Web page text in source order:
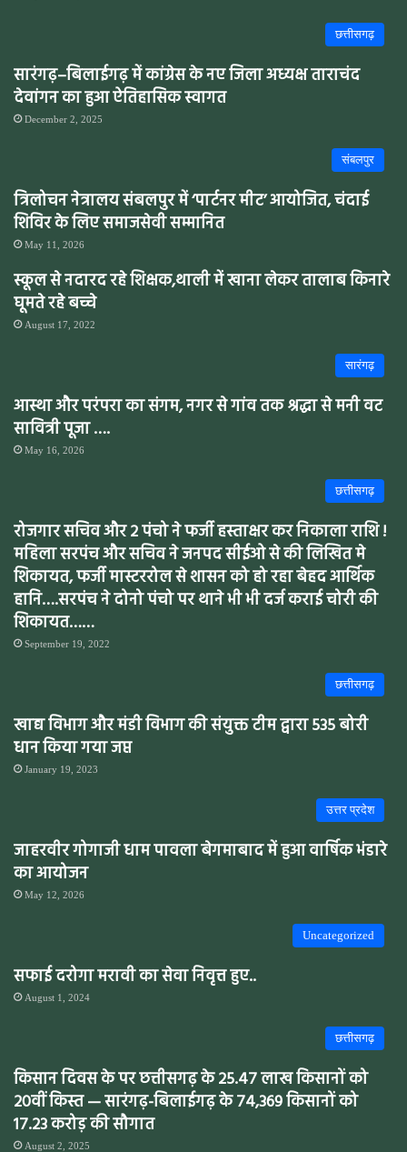
छत्तीसगढ़
सारंगढ़–बिलाईगढ़ में कांग्रेस के नए जिला अध्यक्ष ताराचंद
देवांगन का हुआ ऐतिहासिक स्वागत
December 2, 2025
संबलपुर
त्रिलोचन नेत्रालय संबलपुर में ‘पार्टनर मीट’ आयोजित, चंदाई
शिविर के लिए समाजसेवी सम्मानित
May 11, 2026
स्कूल से नदारद रहे शिक्षक,थाली में खाना लेकर तालाब किनारे
घूमते रहे बच्चे
August 17, 2022
सारंगढ़
आस्था और परंपरा का संगम, नगर से गांव तक श्रद्धा से मनी वट
सावित्री पूजा ….
May 16, 2026
छत्तीसगढ़
रोजगार सचिव और 2 पंचो ने फर्जी हस्ताक्षर कर निकाला राशि !
महिला सरपंच और सचिव ने जनपद सीईओ से की लिखित मे
शिकायत, फर्जी मास्टररोल से शासन को हो रहा बेहद आर्थिक
हानि….सरपंच ने दोनो पंचो पर थाने भी भी दर्ज कराई चोरी की
शिकायत……
September 19, 2022
छत्तीसगढ़
खाद्य विभाग और मंडी विभाग की संयुक्त टीम द्वारा 535 बोरी
धान किया गया जप्त
January 19, 2023
उत्तर प्रदेश
जाहरवीर गोगाजी धाम पावला बेगमाबाद में हुआ वार्षिक भंडारे
का आयोजन
May 12, 2026
Uncategorized
सफाई दरोगा मरावी का सेवा निवृत्त हुए..
August 1, 2024
छत्तीसगढ़
किसान दिवस के पर छत्तीसगढ़ के 25.47 लाख किसानों को
20वीं किस्त — सारंगढ़-बिलाईगढ़ के 74,369 किसानों को
17.23 करोड़ की सौगात
August 2, 2025